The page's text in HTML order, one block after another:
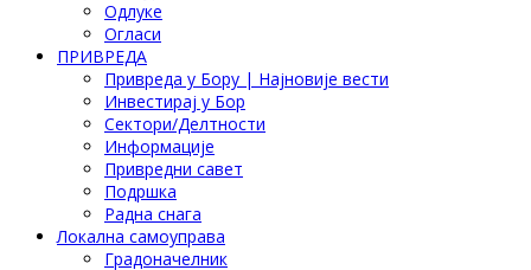
Одлуке
Огласи
ПРИВРЕДА
Привреда у Бору | Најновије вести
Инвестирај у Бор
Сектори/Делтности
Информације
Привредни савет
Подршка
Радна снага
Локална самоуправа
Градоначелник